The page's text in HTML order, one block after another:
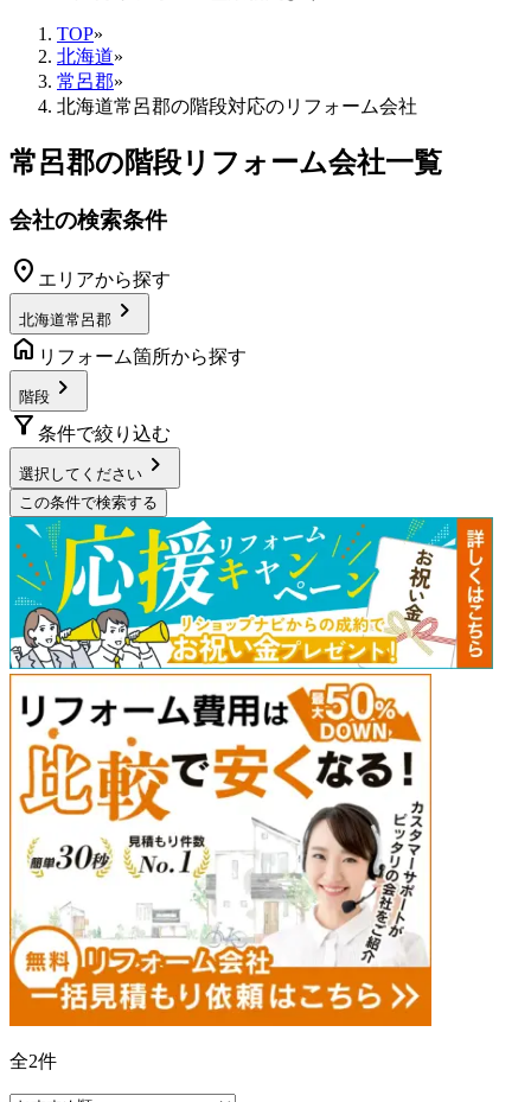
TOP»
北海道»
常呂郡»
北海道常呂郡の階段対応のリフォーム会社
常呂郡の階段リフォーム会社一覧
会社の検索条件
location_on エリアから探す
北海道常呂郡 chevron_right
home リフォーム箇所から探す
階段 chevron_right
filter_alt 条件で絞り込む
選択してください chevron_right
この条件で検索する
全2件